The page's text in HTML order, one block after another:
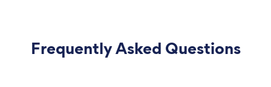
Frequently Asked Questions